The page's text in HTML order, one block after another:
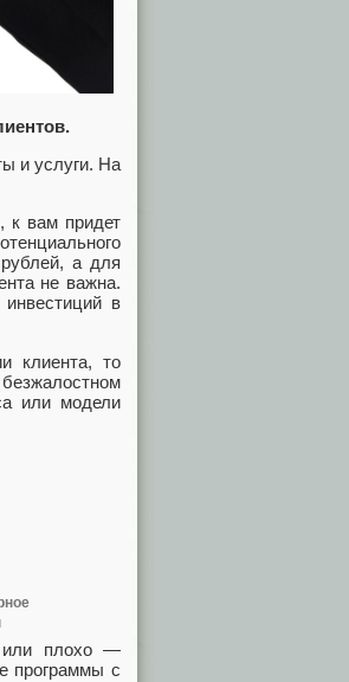
и услуги. На
к вам придет
а для
не важна.
в
клиента, то
или модели
или плохо —
программы с